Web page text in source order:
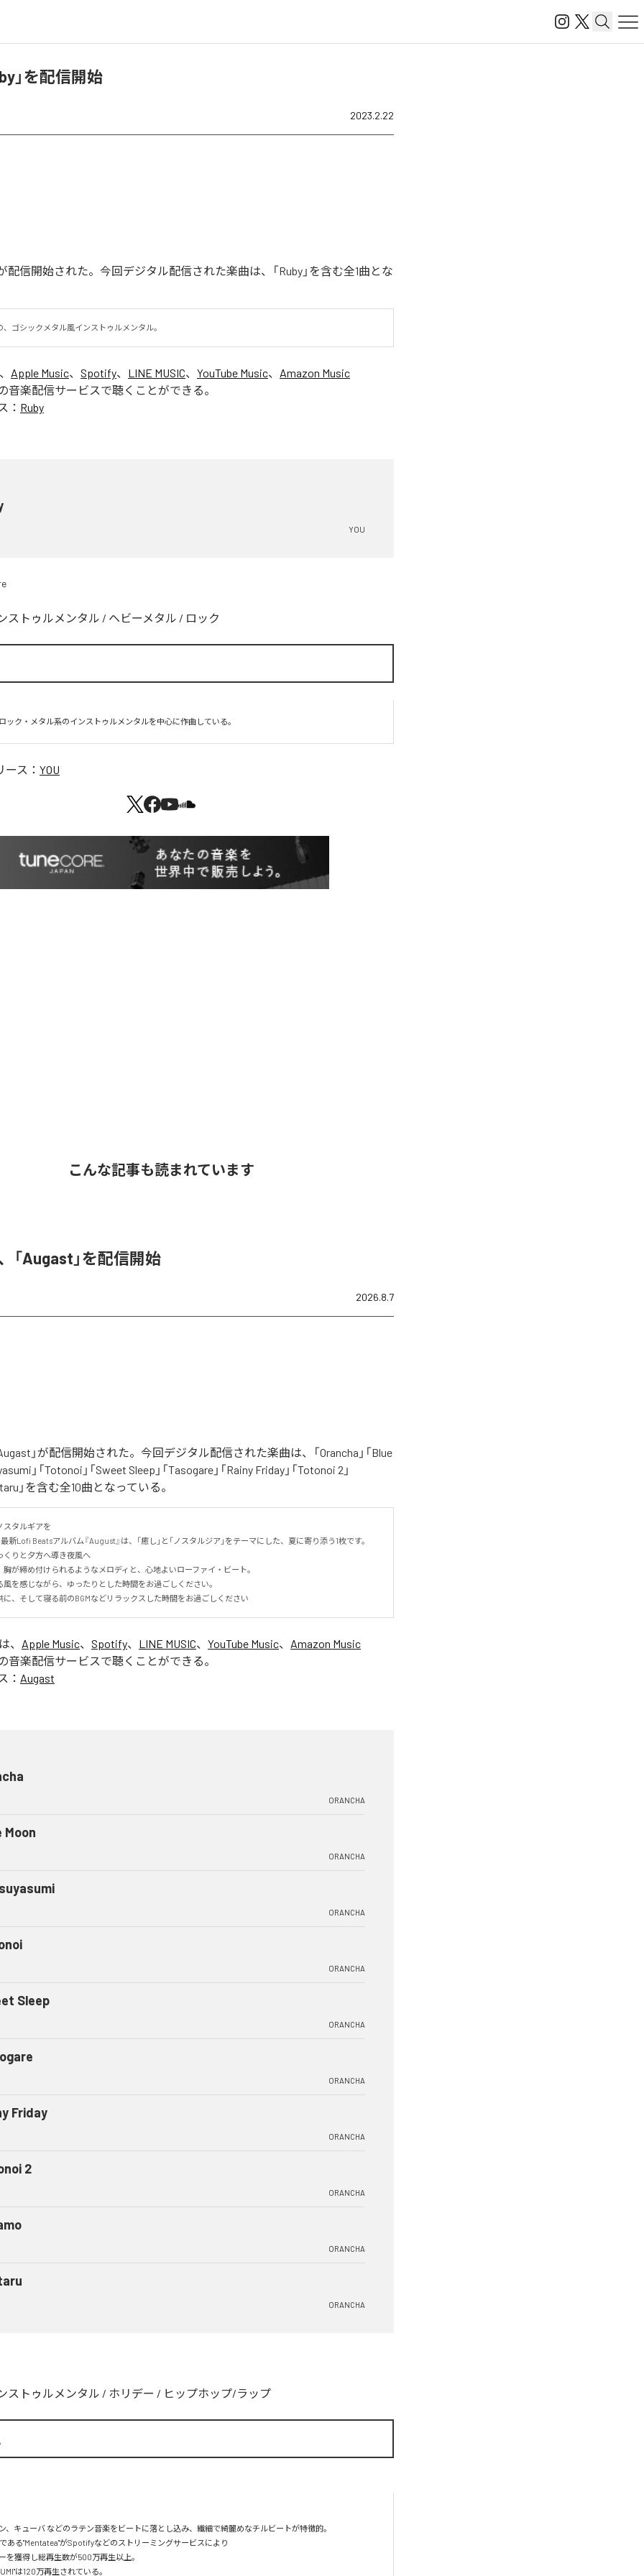
」を配信開始
2023.2.22
が配信開始された。今回デジタル配信された楽曲は、「Ruby」を含む全1曲とな
、ゴシックメタル風インストゥルメンタル。
Apple Music、 Spotify、 LINE MUSIC、 YouTube Music、 Amazon Music
音楽配信サービスで聴くことができる。
： Ruby
YOU
ストゥルメンタル / ヘビーメタル / ロック
ック・メタル系のインストゥルメンタルを中心に作曲している。
ース： YOU
こんな記事も読まれています
「Augast」を配信開始
2026.8.7
」が配信開始された。今回デジタル配信された楽曲は、「Orancha」「Blue
」「Totonoi」「Sweet Sleep」「Tasogare」「Rainy Friday」「Totonoi 2」
」を含む全10曲となっている。
スタルギアを
新Lofi Beatsアルバム『August』は、「癒し」と「ノスタルジア」をテーマにした、夏に寄り添う1枚です。
くりと夕方へ導き夜風へ
胸が締め付けられるようなメロディと、心地よいローファイ・ビート。
風を感じながら、ゆったりとした時間をお過ごしください。
に、そして寝る前のBGMなどリラックスした時間をお過ごしください
、 Apple Music、 Spotify、 LINE MUSIC、 YouTube Music、 Amazon Music
音楽配信サービスで聴くことができる。
： Augast
ORANCHA
Moon
ORANCHA
ORANCHA
ORANCHA
Sleep
ORANCHA
ORANCHA
Friday
ORANCHA
2
ORANCHA
ORANCHA
ORANCHA
ストゥルメンタル / ホリデー / ヒップホップ/ラップ
、キューバ などのラテン音楽をビートに落とし込み、繊細で綺麗めなチルビートが特徴的。
ある"Mentatea"がSpotifyなどのストリーミングサービスにより
を獲得し総再生数が500万再生以上。
は120万再生されている。